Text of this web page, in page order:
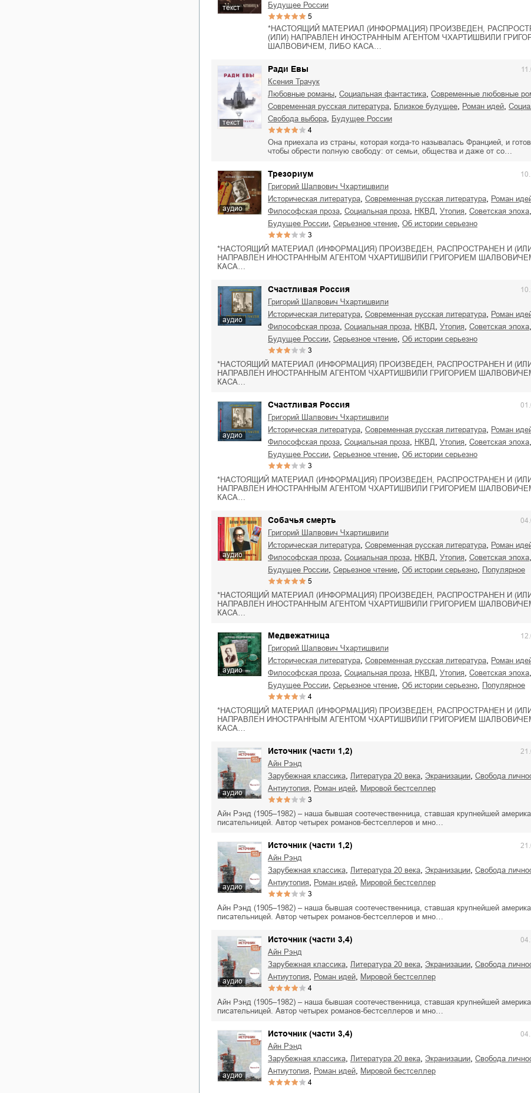
текст будущее России
5
*НАСТОЯЩИЙ МАТЕРИАЛ (ИНФОРМАЦИЯ) ПРОИЗВЕДЕН,
(ИЛИ) НАПРАВЛЕН ИНОСТРАННЫМ АГЕНТОМ ЧХАРТИШВИЛИ
ШАЛВОВИЧЕМ, ЛИБО КАСА…
текст
Ради Евы
Ксения Трачук
любовные романы
социальная фантастика современные любовные
современная русская литература близкое будущее роман идей
свобода выбора будущее России
4
Она приехала из страны, которая когда-то называлась Францией, и
чтобы обрести полную свободу: от семьи, общества и даже от со…
аудио
Трезориум
Григорий Шалвович Чхартишвили
историческая литература
современная русская литература роман
философская проза социальная проза НКВД утопия советская эпоха
будущее России серьезное чтение об истории серьезно
3
*НАСТОЯЩИЙ МАТЕРИАЛ (ИНФОРМАЦИЯ) ПРОИЗВЕДЕН, РАСПРОСТРАНЕН И
НАПРАВЛЕН ИНОСТРАННЫМ АГЕНТОМ ЧХАРТИШВИЛИ ГРИГОРИЕМ
КАСА…
аудио
Счастливая Россия
Григорий Шалвович Чхартишвили
историческая литература
современная русская литература роман
философская проза социальная проза НКВД утопия советская эпоха
будущее России серьезное чтение об истории серьезно
3
*НАСТОЯЩИЙ МАТЕРИАЛ (ИНФОРМАЦИЯ) ПРОИЗВЕДЕН, РАСПРОСТРАНЕН И
НАПРАВЛЕН ИНОСТРАННЫМ АГЕНТОМ ЧХАРТИШВИЛИ ГРИГОРИЕМ
КАСА…
аудио
Счастливая Россия
Григорий Шалвович Чхартишвили
историческая литература
современная русская литература роман
философская проза социальная проза НКВД утопия советская эпоха
будущее России серьезное чтение об истории серьезно
3
*НАСТОЯЩИЙ МАТЕРИАЛ (ИНФОРМАЦИЯ) ПРОИЗВЕДЕН, РАСПРОСТРАНЕН И
НАПРАВЛЕН ИНОСТРАННЫМ АГЕНТОМ ЧХАРТИШВИЛИ ГРИГОРИЕМ
КАСА…
аудио
Собачья смерть
Григорий Шалвович Чхартишвили
историческая литература
современная русская литература роман
философская проза социальная проза НКВД утопия советская эпоха
будущее России серьезное чтение об истории серьезно Популярное
5
*НАСТОЯЩИЙ МАТЕРИАЛ (ИНФОРМАЦИЯ) ПРОИЗВЕДЕН, РАСПРОСТРАНЕН И
НАПРАВЛЕН ИНОСТРАННЫМ АГЕНТОМ ЧХАРТИШВИЛИ ГРИГОРИЕМ
КАСА…
аудио
Медвежатница
Григорий Шалвович Чхартишвили
историческая литература
современная русская литература роман
философская проза социальная проза НКВД утопия советская эпоха
будущее России серьезное чтение об истории серьезно Популярное
4
*НАСТОЯЩИЙ МАТЕРИАЛ (ИНФОРМАЦИЯ) ПРОИЗВЕДЕН, РАСПРОСТРАНЕН И
НАПРАВЛЕН ИНОСТРАННЫМ АГЕНТОМ ЧХАРТИШВИЛИ ГРИГОРИЕМ
КАСА…
аудио
Источник (части 1,2)
Айн Рэнд
зарубежная классика
литература 20 века экранизации свобода
антиутопия роман идей мировой бестселлер
3
Айн Рэнд (1905–1982) – наша бывшая соотечественница, ставшая крупнейшей
писательницей. Автор четырех романов-бестселлеров и мно…
аудио
Источник (части 1,2)
Айн Рэнд
зарубежная классика
литература 20 века экранизации свобода
антиутопия роман идей мировой бестселлер
3
Айн Рэнд (1905–1982) – наша бывшая соотечественница, ставшая крупнейшей
писательницей. Автор четырех романов-бестселлеров и мно…
аудио
Источник (части 3,4)
Айн Рэнд
зарубежная классика
литература 20 века экранизации свобода
антиутопия роман идей мировой бестселлер
4
Айн Рэнд (1905–1982) – наша бывшая соотечественница, ставшая крупнейшей
писательницей. Автор четырех романов-бестселлеров и мно…
аудио
Источник (части 3,4)
Айн Рэнд
зарубежная классика
литература 20 века экранизации свобода
антиутопия роман идей мировой бестселлер
4